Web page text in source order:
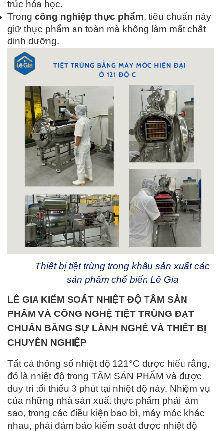
trúc hóa học.
Trong công nghiệp thực phẩm, tiêu chuẩn này
giữ thực phẩm an toàn mà không làm mất chất
dinh dưỡng.
Thiết bị tiệt trùng trong khâu sản xuất các
sản phẩm chế biến Lê Gia
LÊ GIA KIỂM SOÁT NHIỆT ĐỘ TÂM SẢN
PHẨM VÀ CÔNG NGHỆ TIỆT TRÙNG ĐẠT
CHUẨN BẰNG SỰ LÀNH NGHỀ VÀ THIẾT BỊ
CHUYÊN NGHIỆP
Tất cả thông số nhiệt độ 121°C được hiểu rằng,
đó là nhiệt độ trong TÂM SẢN PHẨM và được
duy trì tối thiểu 3 phút tại nhiệt độ này. Nhiệm vụ
của những nhà sản xuất thực phẩm phải làm
sao, trong các điều kiện bao bì, máy móc khác
nhau, phải đảm bảo kiểm soát được nhiệt độ